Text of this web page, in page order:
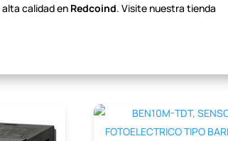
alta calidad en Redcoind. Visite nuestra tienda